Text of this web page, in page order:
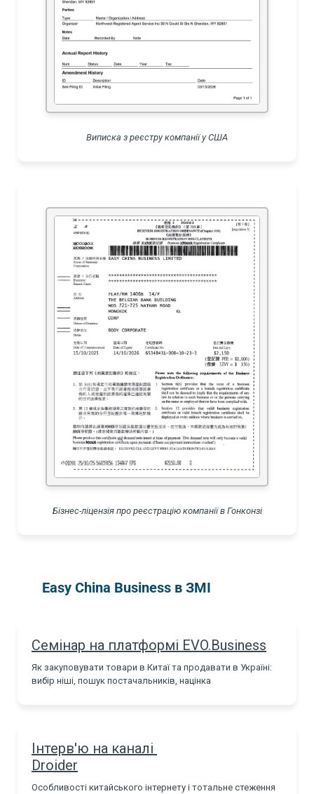
Виписка з реєстру компанії у США
Бізнес-ліцензія про реєстрацію компанії в Гонконзі
Easy China Business в ЗМІ
Семінар на платформі EVO.Business
Як закуповувати товари в Китаї та продавати в Україні:
вибір ніші, пошук постачальників, націнка
Інтерв'ю на каналі
Droider
Особливості китайського інтернету і тотальне стеження